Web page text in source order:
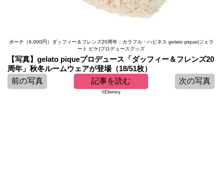
ポーチ（6,000円）ダッフィー＆フレンズ20周年：カラフル・ハピネス gelato pique(ジェラ
ート ピケ)プロデュースグッズ
【写真】gelato piqueプロデュース「ダッフィー＆フレンズ20
周年」秋冬ルームウェアが登場（18/51枚）
前の写真
記事を読む 次の写真
©Disney